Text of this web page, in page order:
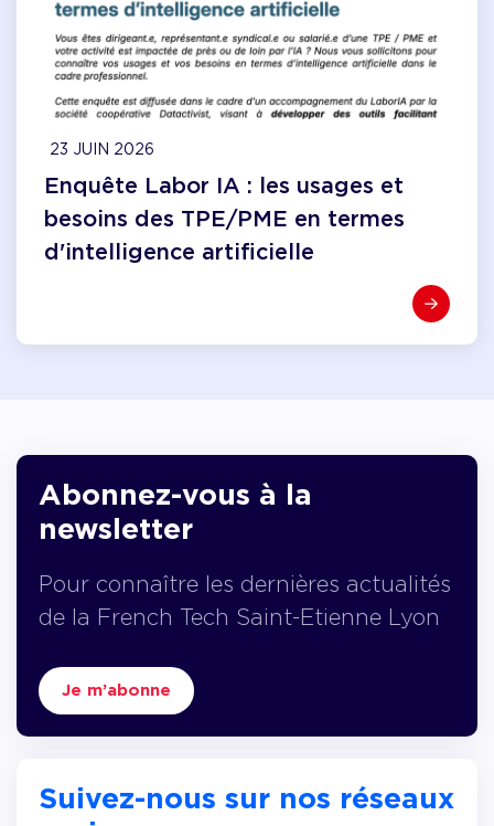
23 JUIN 2026
Enquête Labor IA : les usages et
besoins des TPE/PME en termes
d'intelligence artificielle
Abonnez-vous à la
newsletter
Pour connaître les dernières actualités
de la French Tech Saint-Etienne Lyon
Je m’abonne
Suivez-nous sur nos réseaux